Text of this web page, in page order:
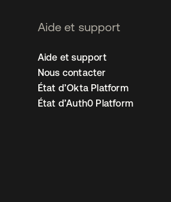
Aide et support
Aide et support
Nous contacter
État d’Okta Platform
État d’Auth0 Platform